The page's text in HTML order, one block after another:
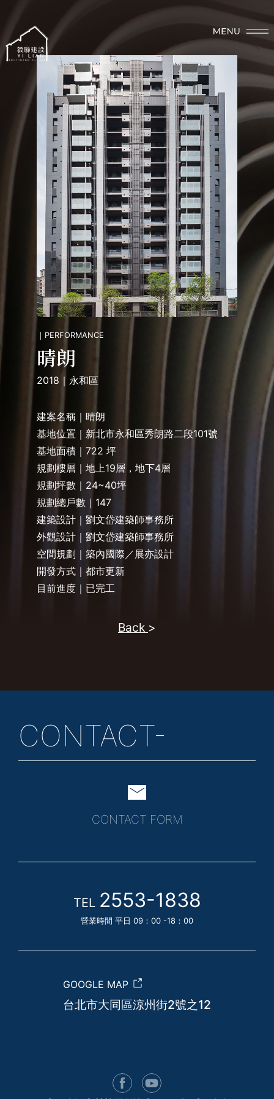
｜PERFORMANCE
晴朗
2018｜永和區
建案名稱｜晴朗
基地位置｜新北市永和區秀朗路二段101號
基地面積｜722 坪
規劃樓層｜地上19層，地下4層
規劃坪數｜24~40坪
規劃總戶數｜147
建築設計｜劉文岱建築師事務所
外觀設計｜劉文岱建築師事務所
空間規劃｜築內國際／展亦設計
開發方式｜都市更新
目前進度｜已完工
Back
CONTACT-
CONTACT FORM
TEL 2553-1838
營業時間 平日 09：00 -18：00
GOOGLE MAP
台北市大同區涼州街2號之12